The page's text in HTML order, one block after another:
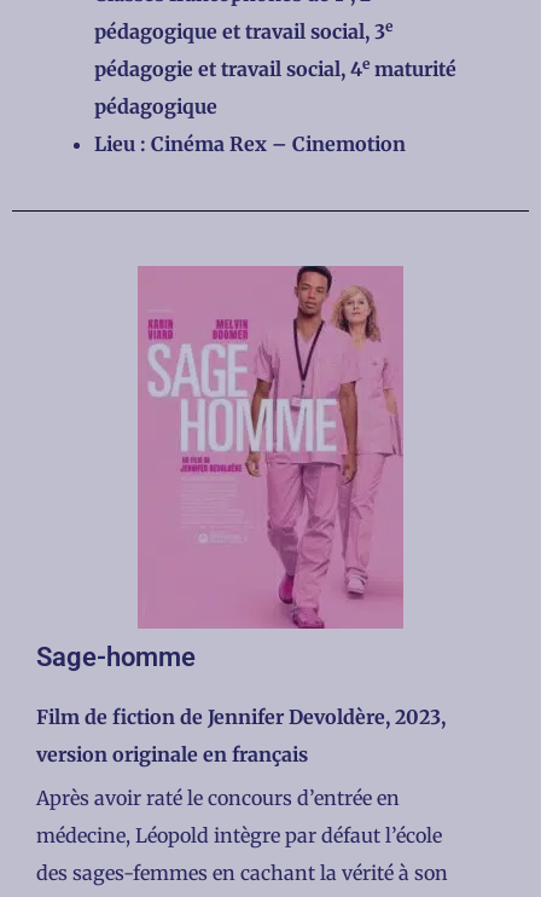
pédagogique et travail social, 3e
pédagogie et travail social, 4e maturité
pédagogique
Lieu : Cinéma Rex – Cinemotion
Sage-homme
Film de fiction de Jennifer Devoldère, 2023,
version originale en français
Après avoir raté le concours d’entrée en
médecine, Léopold intègre par défaut l’école
des sages-femmes en cachant la vérité à son